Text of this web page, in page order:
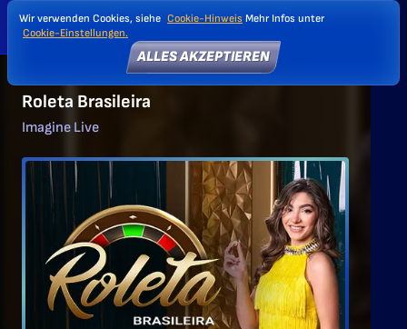
Roleta Brasileira
Imagine Live
Wir verwenden Cookies, siehe Cookie-Hinweis Mehr Infos unter
Cookie-Einstellungen.
ALLES AKZEPTIEREN